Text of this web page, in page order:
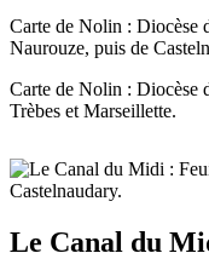
Carte de Nolin : Diocèse
Naurouze, puis de
Carte de Nolin : Diocèse
Trèbes et Marseillette.
Le Canal du